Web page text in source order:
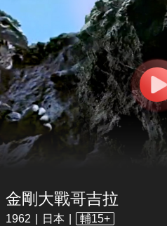
金剛大戰哥吉拉
1962 日本 輔15+